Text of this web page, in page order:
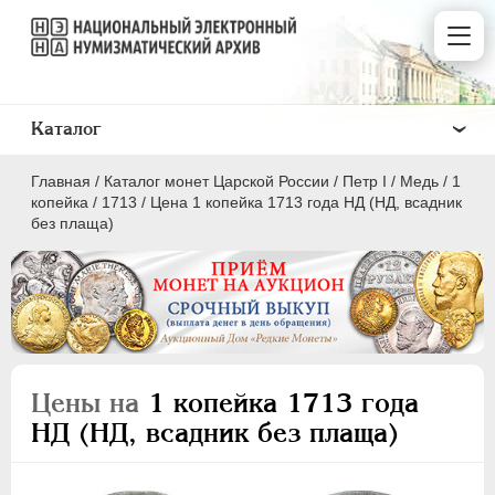
Главная / Каталог монет Царской России / Пeтр I / Медь / 1
копейка / 1713 / Цена 1 копейка 1713 года НД (НД, всадник
без плаща)
Цены на 1 копейка 1713 года
НД (НД, всадник без плаща)
Каталог
ПEТР I 1699 - 1725
Серебро
Медь